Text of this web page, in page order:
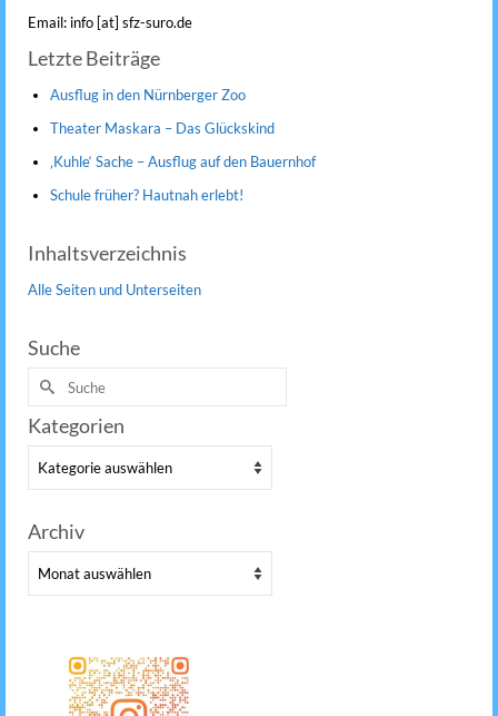
Email: info [at] sfz-suro.de
Letzte Beiträge
Ausflug in den Nürnberger Zoo
Theater Maskara – Das Glückskind
‚Kuhle‘ Sache – Ausflug auf den Bauernhof
Schule früher? Hautnah erlebt!
Inhaltsverzeichnis
Alle Seiten und Unterseiten
Suche
Suche
nach:
Kategorien
Kategorien
Archiv
Archiv